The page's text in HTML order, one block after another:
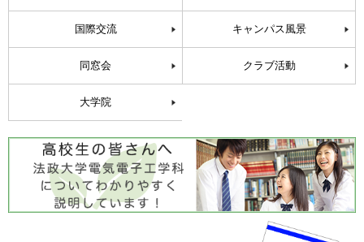
国際交流 キャンパス風景
同窓会 クラブ活動
大学院